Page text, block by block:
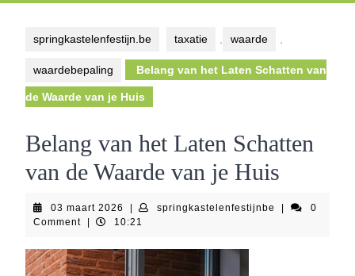
springkastelenfestijn.be taxatie waarde
waardebepaling Belang van het Laten Schatten van
de Waarde van je Huis
Belang van het Laten Schatten
van de Waarde van je Huis
03 maart 2026 03
maart
springkastelenfestijnbe
0
Comment
10:21